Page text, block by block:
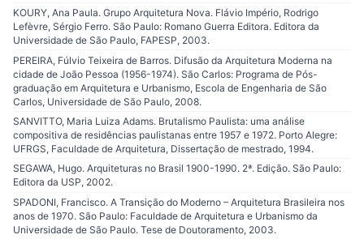
KOURY, Ana Paula. Grupo Arquitetura Nova. Flávio Império, Rodrigo
Lefèvre, Sérgio Ferro. São Paulo: Romano Guerra Editora. Editora da
Universidade de São Paulo, FAPESP, 2003.
PEREIRA, Fúlvio Teixeira de Barros. Difusão da Arquitetura Moderna na
cidade de João Pessoa (1956-1974). São Carlos: Programa de Pós-
graduação em Arquitetura e Urbanismo, Escola de Engenharia de São
Carlos, Universidade de São Paulo, 2008.
SANVITTO, Maria Luiza Adams. Brutalismo Paulista: uma análise
compositiva de residências paulistanas entre 1957 e 1972. Porto Alegre:
UFRGS, Faculdade de Arquitetura, Dissertação de mestrado, 1994.
SEGAWA, Hugo. Arquiteturas no Brasil 1900-1990. 2ª. Edição. São Paulo:
Editora da USP, 2002.
SPADONI, Francisco. A Transição do Moderno – Arquitetura Brasileira nos
anos de 1970. São Paulo: Faculdade de Arquitetura e Urbanismo da
Universidade de São Paulo. Tese de Doutoramento, 2003.